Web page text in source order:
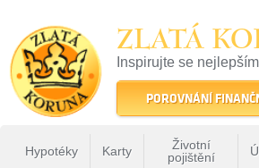
ZLATÁ
Inspirujte se
22 let tradice a kvality
POROVNÁNÍ
Hypotéky Karty
Životní
pojištění